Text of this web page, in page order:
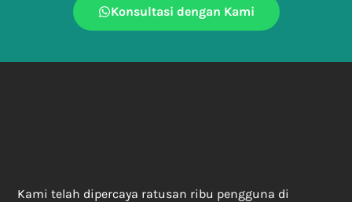
Konsultasi dengan Kami
Kami telah dipercaya ratusan ribu pengguna di